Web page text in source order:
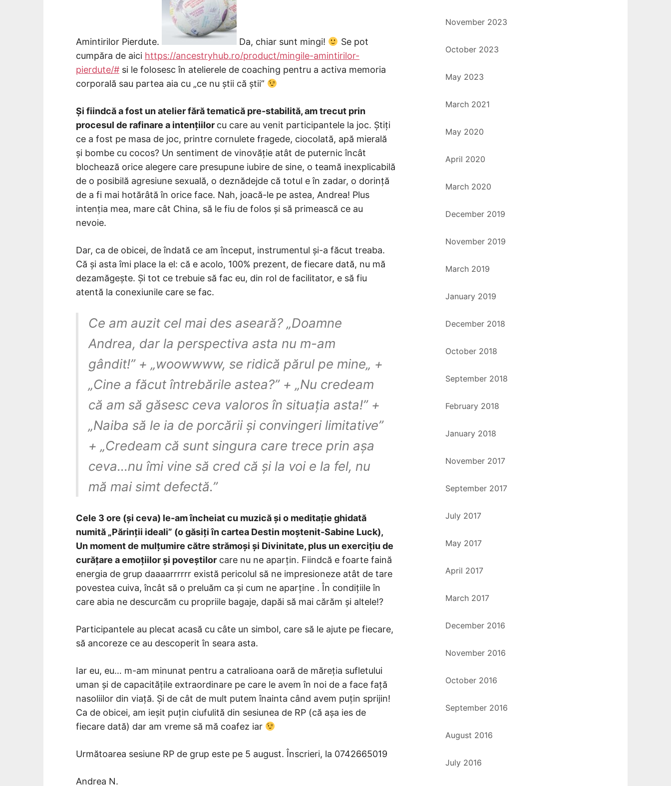
Amintirilor Pierdute. Da, chiar sunt mingi!
Se pot
cumpăra de aici https://ancestryhub.ro/product/mingile-amintirilor-
pierdute/# si le folosesc în atelierele de coaching pentru a activa memoria
corporală sau partea aia cu „ce nu știi că știi”
Și fiindcă a fost un atelier fără tematică pre-stabilită, am trecut prin
procesul de rafinare a intențiilor cu care au venit participantele la joc. Știți
ce a fost pe masa de joc, printre cornulete fragede, ciocolată, apă mierală
și bombe cu cocos? Un sentiment de vinovăție atât de puternic încât
blochează orice alegere care presupune iubire de sine, o teamă inexplicabilă
de o posibilă agresiune sexuală, o deznădejde că totul e în zadar, o dorință
de a fi mai hotărâtă în orice face. Nah, joacă-le pe astea, Andrea! Plus
intenția mea, mare cât China, să le fiu de folos și să primească ce au
nevoie.
Dar, ca de obicei, de îndată ce am început, instrumentul și-a făcut treaba.
Că și asta îmi place la el: că e acolo, 100% prezent, de fiecare dată, nu mă
dezamăgește. Și tot ce trebuie să fac eu, din rol de facilitator, e să fiu
atentă la conexiunile care se fac.
Ce am auzit cel mai des aseară? „Doamne
Andrea, dar la perspectiva asta nu m-am
gândit!” + „woowwww, se ridică părul pe mine„ +
„Cine a făcut întrebările astea?” + „Nu credeam
că am să găsesc ceva valoros în situația asta!” +
„Naiba să le ia de porcării și convingeri limitative”
+ „Credeam că sunt singura care trece prin așa
ceva…nu îmi vine să cred că și la voi e la fel, nu
mă mai simt defectă.”
Cele 3 ore (și ceva) le-am încheiat cu muzică și o meditație ghidată
numită „Părinții ideali” (o găsiți în cartea Destin moștenit-Sabine Luck),
Un moment de mulțumire către strămoși și Divinitate, plus un exercițiu de
curățare a emoțiilor și poveștilor care nu ne aparțin. Fiindcă e foarte faină
energia de grup daaaarrrrrr există pericolul să ne impresioneze atât de tare
povestea cuiva, încât să o preluăm ca și cum ne aparține . În condițiile în
care abia ne descurcăm cu propriile bagaje, dapăi să mai cărăm și altele!?
Participantele au plecat acasă cu câte un simbol, care să le ajute pe fiecare,
să ancoreze ce au descoperit în seara asta.
Iar eu, eu… m-am minunat pentru a catralioana oară de măreția sufletului
uman și de capacitățile extraordinare pe care le avem în noi de a face față
nasoliilor din viață. Și de cât de mult putem înainta când avem puțin sprijin!
Ca de obicei, am ieșit puțin ciufulită din sesiunea de RP (că așa ies de
fiecare dată) dar am vreme să mă coafez iar
Următoarea sesiune RP de grup este pe 5 august. Înscrieri, la 0742665019
Andrea N.
November 2023
October 2023
May 2023
March 2021
May 2020
April 2020
March 2020
December 2019
November 2019
March 2019
January 2019
December 2018
October 2018
September 2018
February 2018
January 2018
November 2017
September 2017
July 2017
May 2017
April 2017
March 2017
December 2016
November 2016
October 2016
September 2016
August 2016
July 2016